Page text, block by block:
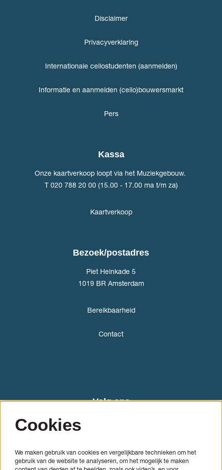
Disclaimer
Privacyverklaring
Internationale cellostudenten (aanmelden)
Informatie en aanmelden (cello)bouwersmarkt
Pers
Kassa
Onze kaartverkoop loopt via het Muziekgebouw.
T 020 788 20 00 (15.00 - 17.00 ma t/m za)
Kaartverkoop
Bezoek/postadres
Piet Heinkade 5
1019 BR Amsterdam
Bereikbaarheid
Contact
Volg ons
Cookies
We maken gebruik van cookies en vergelijkbare technieken om het
gebruik van de website te analyseren, om het mogelijk te maken